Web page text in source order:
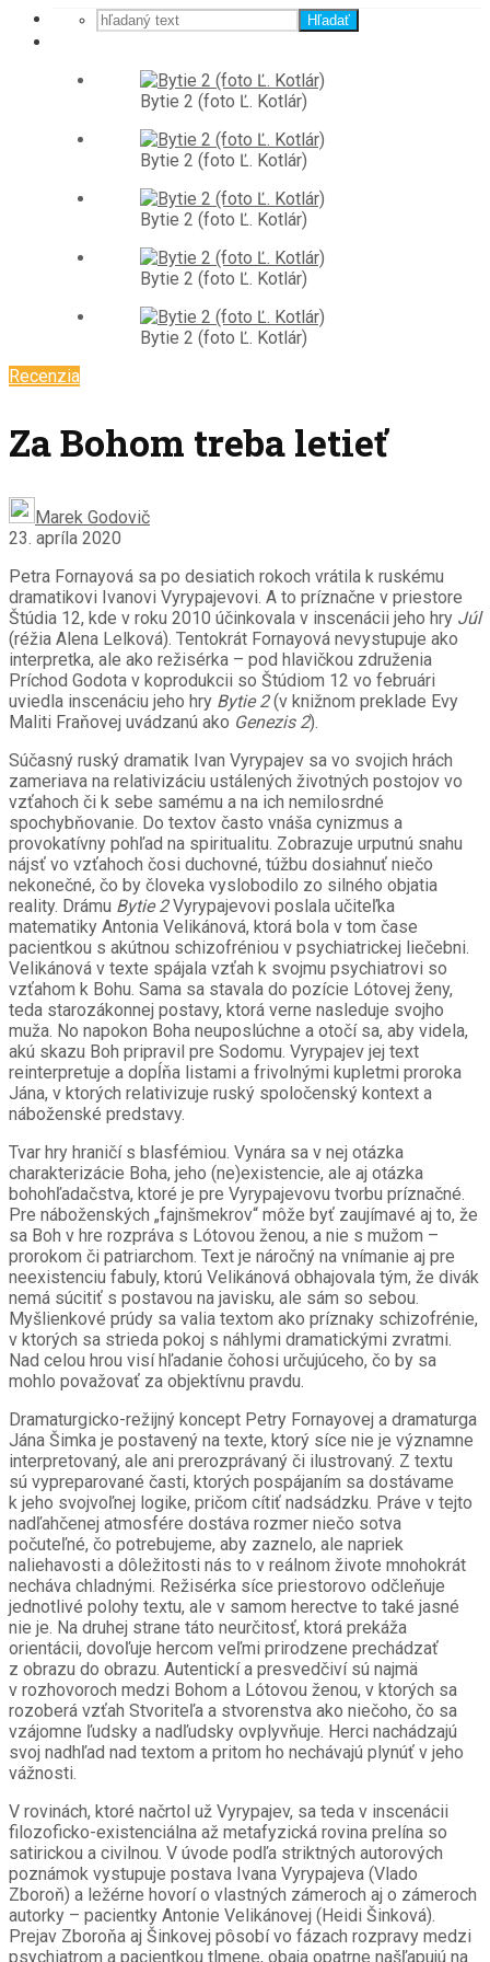
Hľadať
Bytie 2 (foto Ľ. Kotlár)
Bytie 2 (foto Ľ. Kotlár)
Bytie 2 (foto Ľ. Kotlár)
Bytie 2 (foto Ľ. Kotlár)
Bytie 2 (foto Ľ. Kotlár)
Recenzia
Za Bohom treba letieť
Marek Godovič
23. apríla 2020
Petra Fornayová sa po desiatich rokoch vrátila k ruskému
dramatikovi Ivanovi Vyrypajevovi. A to príznačne v priestore
Štúdia 12, kde v roku 2010 účinkovala v inscenácii jeho hry Júl
(réžia Alena Lelková). Tentokrát Fornayová nevystupuje ako
interpretka, ale ako režisérka – pod hlavičkou združenia
Príchod Godota v koprodukcii so Štúdiom 12 vo februári
uviedla inscenáciu jeho hry Bytie 2(v knižnom preklade Evy
Maliti Fraňovej uvádzanú ako Genezis 2).
Súčasný ruský dramatik Ivan Vyrypajev sa vo svojich hrách
zameriava na relativizáciu ustálených životných postojov vo
vzťahoch či k sebe samému a na ich nemilosrdné
spochybňovanie. Do textov často vnáša cynizmus a
provokatívny pohľad na spiritualitu. Zobrazuje urputnú snahu
nájsť vo vzťahoch čosi duchovné, túžbu dosiahnuť niečo
nekonečné, čo by človeka vyslobodilo zo silného objatia
reality. Drámu Bytie 2Vyrypajevovi poslala učiteľka
matematiky Antonia Velikánová, ktorá bola v tom čase
pacientkou s akútnou schizofréniou v psychiatrickej liečebni.
Velikánová v texte spájala vzťah k svojmu psychiatrovi so
vzťahom k Bohu. Sama sa stavala do pozície Lótovej ženy,
teda starozákonnej postavy, ktorá verne nasleduje svojho
muža. No napokon Boha neuposlúchne a otočí sa, aby videla,
akú skazu Boh pripravil pre Sodomu. Vyrypajev jej text
reinterpretuje a dopĺňa listami a frivolnými kupletmi proroka
Jána, v ktorých relativizuje ruský spoločenský kontext a
náboženské predstavy.
Tvar hry hraničí s blasfémiou. Vynára sa v nej otázka
charakterizácie Boha, jeho (ne)existencie, ale aj otázka
bohohľadačstva, ktoré je pre Vyrypajevovu tvorbu príznačné.
Pre náboženských „fajnšmekrov“ môže byť zaujímavé aj to, že
sa Boh v hre rozpráva s Lótovou ženou, a nie s mužom –
prorokom či patriarchom. Text je náročný na vnímanie aj pre
neexistenciu fabuly, ktorú Velikánová obhajovala tým, že divák
nemá súcitiť s postavou na javisku, ale sám so sebou.
Myšlienkové prúdy sa valia textom ako príznaky schizofrénie,
v ktorých sa strieda pokoj s náhlymi dramatickými zvratmi.
Nad celou hrou visí hľadanie čohosi určujúceho, čo by sa
mohlo považovať za objektívnu pravdu.
Dramaturgicko-režijný koncept Petry Fornayovej a dramaturga
Jána Šimka je postavený na texte, ktorý síce nie je významne
interpretovaný, ale ani prerozprávaný či ilustrovaný. Z textu
sú vypreparované časti, ktorých pospájaním sa dostávame
k jeho svojvoľnej logike, pričom cítiť nadsádzku. Práve v tejto
nadľahčenej atmosfére dostáva rozmer niečo sotva
počuteľné, čo potrebujeme, aby zaznelo, ale napriek
naliehavosti a dôležitosti nás to v reálnom živote mnohokrát
necháva chladnými. Režisérka síce priestorovo odčleňuje
jednotlivé polohy textu, ale v samom herectve to také jasné
nie je. Na druhej strane táto neurčitosť, ktorá prekáža
orientácii, dovoľuje hercom veľmi prirodzene prechádzať
z obrazu do obrazu. Autentickí a presvedčiví sú najmä
v rozhovoroch medzi Bohom a Lótovou ženou, v ktorých sa
rozoberá vzťah Stvoriteľa a stvorenstva ako niečoho, čo sa
vzájomne ľudsky a nadľudsky ovplyvňuje. Herci nachádzajú
svoj nadhľad nad textom a pritom ho nechávajú plynúť v jeho
vážnosti.
V rovinách, ktoré načrtol už Vyrypajev, sa teda v inscenácii
filozoficko-existenciálna až metafyzická rovina prelína so
satirickou a civilnou. V úvode podľa striktných autorových
poznámok vystupuje postava Ivana Vyrypajeva (Vlado
Zboroň) a ležérne hovorí o vlastných zámeroch aj o zámeroch
autorky – pacientky Antonie Velikánovej (Heidi Šinková).
Prejav Zboroňa aj Šinkovej pôsobí vo fázach rozpravy medzi
psychiatrom a pacientkou tlmene, obaja opatrne našľapujú na